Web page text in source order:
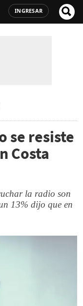
INGRESAR
se resiste
Costa
la radio son
13% dijo que en